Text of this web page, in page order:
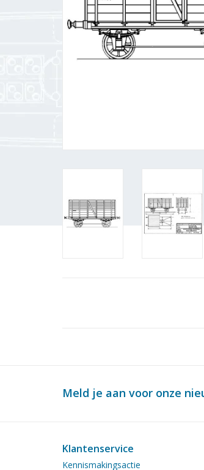
Meld je aan voor onze
Klantenservice
Kennismakingsactie